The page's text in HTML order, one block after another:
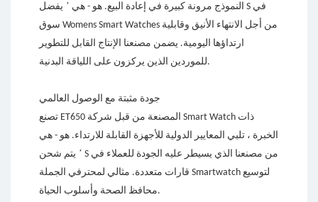
النموذج مرونة كبيرة في إعادة البيع. هو - هي ’ يفضل S في
سوق Womens Smart Watches من أجل الانتهاء الأنيق وقابلية
ارتداؤها اليومية. يضمن مصنعنا الإنتاج القابل للتطوير
للموردين الذين يركزون على اللياقة البدنية.
جودة مثبتة مع الوصول العالمي
تصنع ET650 المصنعة من قبل شركة Smart Watch ذات
الخبرة ، تلبي المعايير الدولية للأجهزة القابلة للارتداء. هو - هي
’ يتم شحن S من مصنعنا الذي يسيطر عليه الجودة للعملاء في
قارات متعددة. مثالي لمحترفي الجملة Smartwatch لتوسيع
محافظ الصحة وأسلوب الحياة.